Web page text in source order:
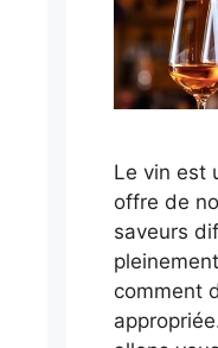
Le vin est
offre de
saveurs
comment